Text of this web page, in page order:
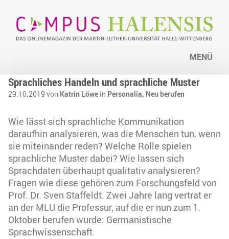
MENÜ
Sprachliches Handeln und sprachliche Muster
29.10.2019 von Katrin Löwe in Personalia, Neu berufen
Wie lässt sich sprachliche Kommunikation
daraufhin analysieren, was die Menschen tun, wenn
sie miteinander reden? Welche Rolle spielen
sprachliche Muster dabei? Wie lassen sich
Sprachdaten überhaupt qualitativ analysieren?
Fragen wie diese gehören zum Forschungsfeld von
Prof. Dr. Sven Staffeldt. Zwei Jahre lang vertrat er
an der MLU die Professur, auf die er nun zum 1.
Oktober berufen wurde: Germanistische
Sprachwissenschaft.